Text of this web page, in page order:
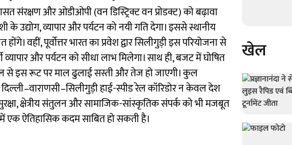
संरक्षण और ओडीओपी (वन डिस्ट्रिक्ट वन प्रोडक्ट) को बढ़ावा
उद्योग, व्यापार और पर्यटन को नयी गति देगा। इससे स्थानीय
वहीं, पूर्वोत्तर भारत का प्रवेश द्वार सिलीगुड़ी इस परियोजना से
और पर्यटन को सीधा लाभ मिलेगा। साथ ही, बजट में घोषित
से इस रूट पर माल ढुलाई सस्ती और तेज हो जाएगी। कुल
हाई-स्पीड रेल कॉरिडोर न केवल देश
सुरक्षा, क्षेत्रीय संतुलन और सामाजिक-सांस्कृतिक संपर्क को भी मजबूत
एक ऐतिहासिक कदम साबित हो सकती है।
खेल